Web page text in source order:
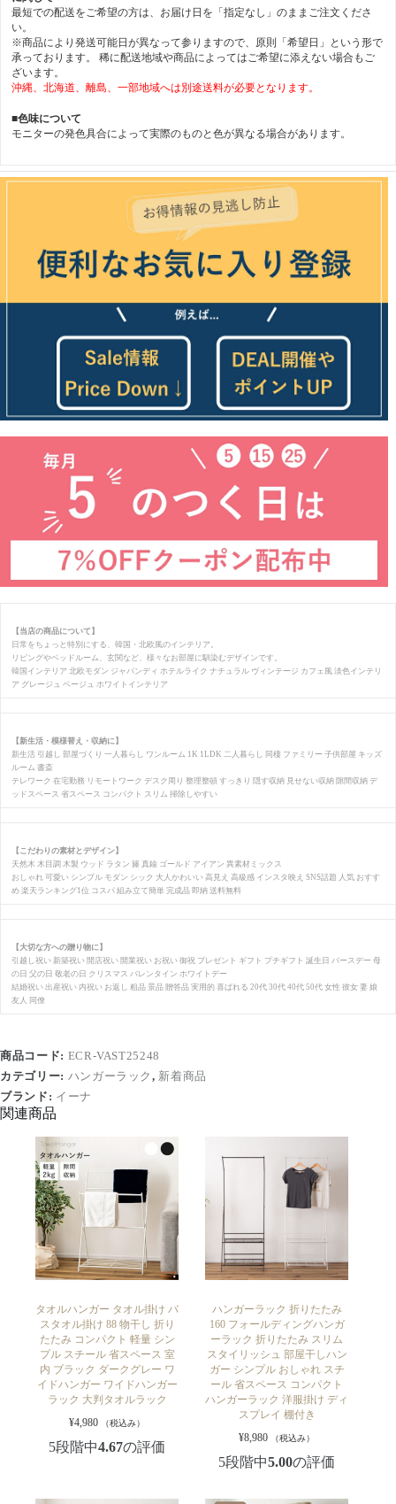
最短での配送をご希望の方は、お届け日を「指定なし」のままご注文くださ
い。
※商品により発送可能日が異なって参りますので、原則「希望日」という形で
承っております。 稀に配送地域や商品によってはご希望に添えない場合もご
ざいます。
沖縄、北海道、離島、一部地域へは別途送料が必要となります。
■色味について
モニターの発色具合によって実際のものと色が異なる場合があります。
【当店の商品について】
日常をちょっと特別にする、韓国・北欧風のインテリア。
リビングやベッドルーム、玄関など、様々なお部屋に馴染むデザインです。
韓国インテリア 北欧モダン ジャパンディ ホテルライク ナチュラル ヴィンテージ カフェ風 淡色インテリ
ア グレージュ ベージュ ホワイトインテリア
【新生活・模様替え・収納に】
新生活 引越し 部屋づくり 一人暮らし ワンルーム 1K 1LDK 二人暮らし 同棲 ファミリー 子供部屋 キッズ
ルーム 書斎
テレワーク 在宅勤務 リモートワーク デスク周り 整理整頓 すっきり 隠す収納 見せない収納 隙間収納 デ
ッドスペース 省スペース コンパクト スリム 掃除しやすい
【こだわりの素材とデザイン】
天然木 木目調 木製 ウッド ラタン 籐 真鍮 ゴールド アイアン 異素材ミックス
おしゃれ 可愛い シンプル モダン シック 大人かわいい 高見え 高級感 インスタ映え SNS話題 人気 おすす
め 楽天ランキング1位 コスパ 組み立て簡単 完成品 即納 送料無料
【大切な方への贈り物に】
引越し祝い 新築祝い 開店祝い 開業祝い お祝い 御祝 プレゼント ギフト プチギフト 誕生日 バースデー 母
の日 父の日 敬老の日 クリスマス バレンタイン ホワイトデー
結婚祝い 出産祝い 内祝い お返し 粗品 景品 贈答品 実用的 喜ばれる 20代 30代 40代 50代 女性 彼女 妻 娘
友人 同僚
商品コード: ECR-VAST25248
カテゴリー: ハンガーラック, 新着商品
ブランド: イーナ
関連商品
タオルハンガー タオル掛け バ
スタオル掛け 88 物干し 折り
たたみ コンパクト 軽量 シン
プル スチール 省スペース 室
内 ブラック ダークグレー ワ
イドハンガー ワイドハンガー
ラック 大判タオルラック
¥4,980 （税込み）
5段階中4.67の評価
ハンガーラック 折りたたみ
160 フォールディングハンガ
ーラック 折りたたみ スリム
スタイリッシュ 部屋干しハン
ガー シンプル おしゃれ スチ
ール 省スペース コンパクト
ハンガーラック 洋服掛け ディ
スプレイ 棚付き
¥8,980 （税込み）
5段階中5.00の評価